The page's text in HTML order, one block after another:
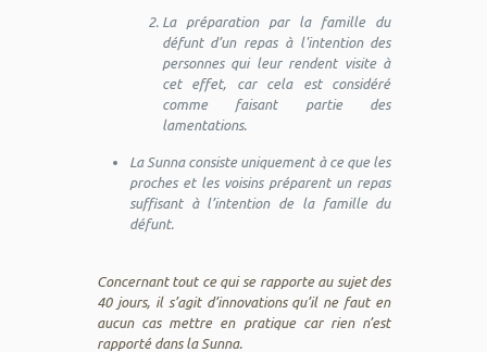
La préparation par la famille du
défunt d’un repas à l'intention des
personnes qui leur rendent visite à
cet effet, car cela est considéré
comme faisant partie des
lamentations.
La Sunna consiste uniquement à ce que les
proches et les voisins préparent un repas
suffisant à l’intention de la famille du
défunt.
Concernant tout ce qui se rapporte au sujet des
40 jours, il s’agit d’innovations qu’il ne faut en
aucun cas mettre en pratique car rien n’est
rapporté dans la Sunna.